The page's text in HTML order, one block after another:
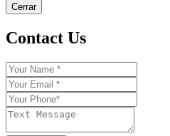
Cerrar
Contact Us